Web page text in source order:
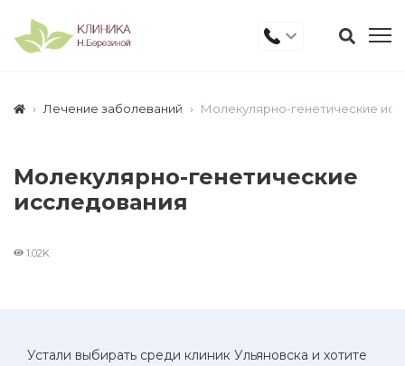
Лечение заболеваний Молекулярно-генетические
Молекулярно-генетические
исследования
1.02K
Устали выбирать среди клиник Ульяновска и хотите